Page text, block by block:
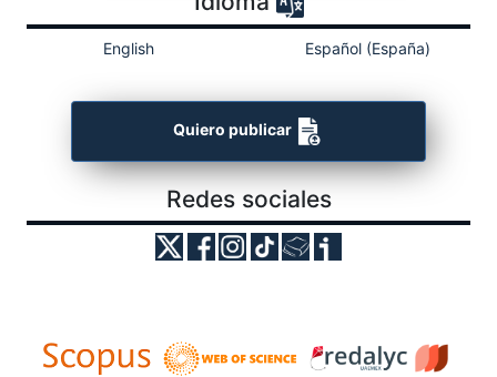
English Español (España)
Quiero publicar
Redes sociales